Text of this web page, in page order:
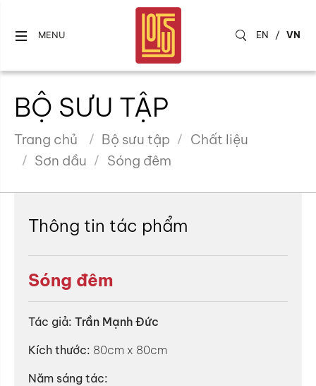
MENU EN / VN
BỘ SƯU TẬP
Trang chủ Bộ sưu tập
Chất liệu
Sơn dầu
Sóng đêm
Thông tin tác phẩm
Sóng đêm
Tác giả: Trần Mạnh Đức
Kích thước: 80cm x 80cm
Năm sáng tác: